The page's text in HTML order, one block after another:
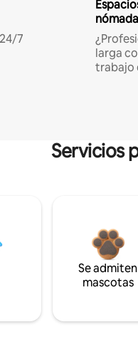
7
larga
trabajo
Servicios
Se admiten
mascotas